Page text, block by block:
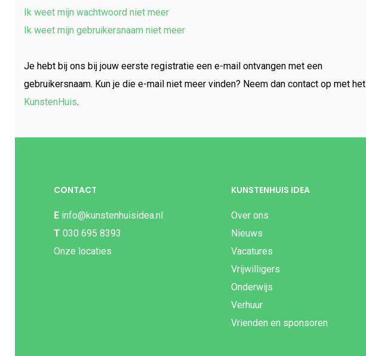
Ik weet mijn wachtwoord niet meer
Ik weet mijn gebruikersnaam niet meer
Je hebt bij ons bij jouw eerste registratie een e-mail ontvangen met een
gebruikersnaam. Kun je die e-mail niet meer vinden? Neem dan contact op met het
KunstenHuis.
CONTACT
E info@kunstenhuisidea.nl
T 030 695 8393
Onze locaties
KUNSTENHUIS IDEA
Over ons
Nieuws
Vacatures
Vrijwilligers
Onderwijs
Verhuur
Vrienden en sponsoren